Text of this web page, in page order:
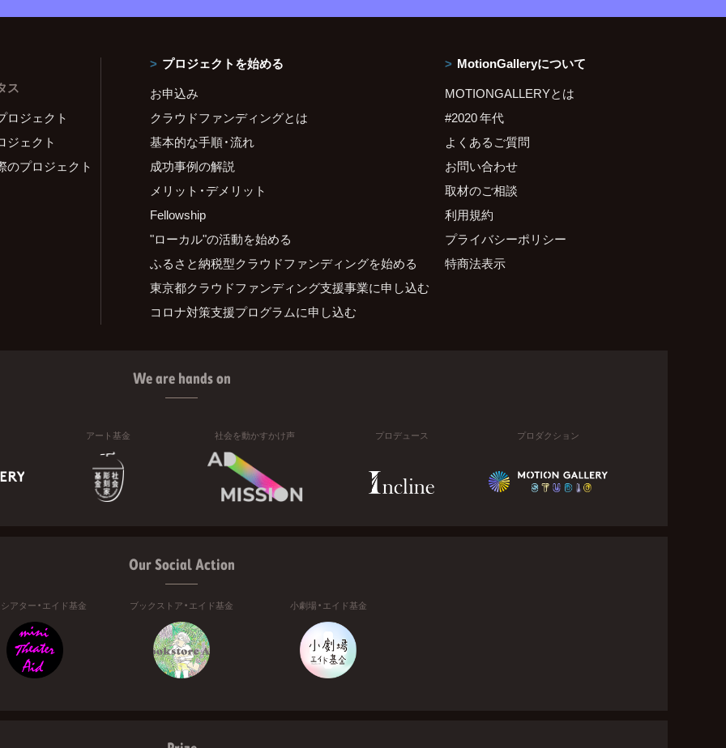
ス
ロジェクト
ジェクト
のプロジェクト
プロジェクトを始める
お申込み
クラウドファンディングとは
基本的な手順・流れ
成功事例の解説
メリット・デメリット
Fellowship
"ローカル"の活動を始める
ふるさと納税型クラウドファンディングを始める
東京都クラウドファンディング支援事業に申し込む
コロナ対策支援プログラムに申し込む
MotionGalleryについて
MOTIONGALLERYとは
#2020 年代
よくあるご質問
お問い合わせ
取材のご相談
利用規約
プライバシーポリシー
特商法表示
We are hands on
アート基金 社会を動かすかけ声 プロデュース プロダクション
Our Social Action
アター・エイド基金 ブックストア・エイド基金 小劇場・エイド基金